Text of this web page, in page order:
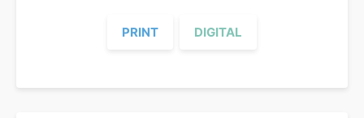
PRINT DIGITAL